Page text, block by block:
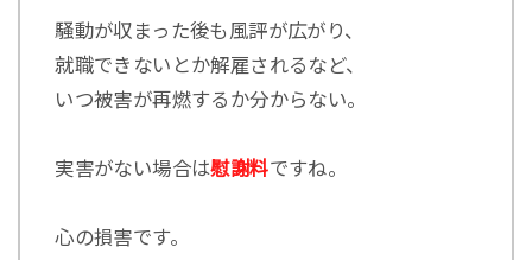
騒動が収まった後も風評が広がり、
就職できないとか解雇されるなど、
いつ被害が再燃するか分からない。
実害がない場合は慰謝料ですね。
心の損害です。